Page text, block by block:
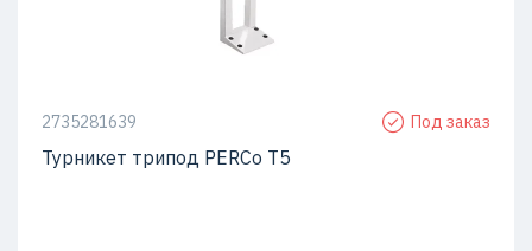
2735281639 Под заказ
Турникет трипод PERCo T5